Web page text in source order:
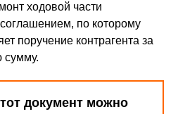
ходовой части
по которому
поручение контрагента за
сумму.
документ можно